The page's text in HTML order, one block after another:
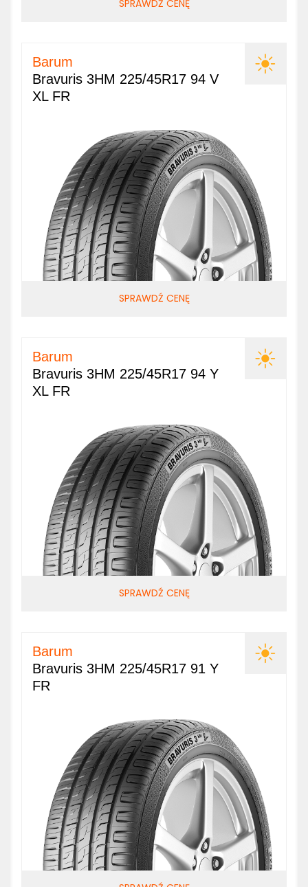
SPRAWDŹ CENĘ
Barum
Bravuris 3HM 225/45R17 94 V
XL FR
SPRAWDŹ CENĘ
Barum
Bravuris 3HM 225/45R17 94 Y
XL FR
SPRAWDŹ CENĘ
Barum
Bravuris 3HM 225/45R17 91 Y
FR